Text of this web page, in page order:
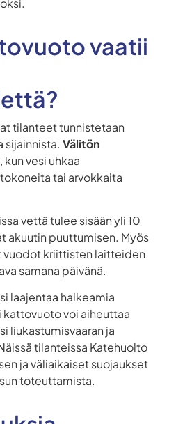
vaatii
tilanteet tunnistetaan
sijainnista. Välitön
vesi uhkaa
tai arvokkaita
vettä tulee sisään yli 10
akuutin puuttumisen. Myös
vuodot kriittisten laitteiden
samana päivänä.
laajentaa halkeamia
kattovuoto voi aiheuttaa
liukastumisvaaran ja
tilanteissa Katehuolto
ja väliaikaiset suojaukset
toteuttamista.